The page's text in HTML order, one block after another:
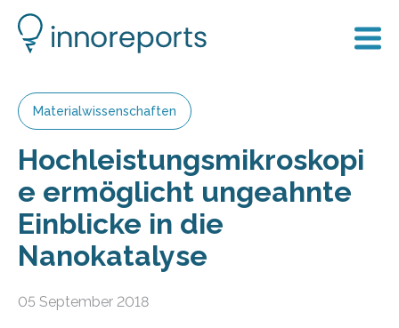
Materialwissenschaften
Hochleistungsmikroskopi
e ermöglicht ungeahnte
Einblicke in die
Nanokatalyse
05 September 2018